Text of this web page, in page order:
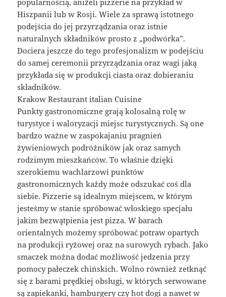
Hiszpanii lub w Rosji. Wiele za sprawą istotnego
podejścia do jej przyrządzania oraz istnie
naturalnych składników prosto z „podwórka”.
Dociera jeszcze do tego profesjonalizm w podejściu
do samej ceremonii przyrządzania oraz wagi jaką
przykłada się w produkcji ciasta oraz dobieraniu
składników.
Krakow Restaurant italian Cuisine
Punkty gastronomiczne grają kolosalną rolę w
turystyce i waloryzacji miejsc turystycznych. Są one
bardzo ważne w zaspokajaniu pragnień
żywieniowych podróżników jak oraz samych
rodzimym mieszkańców. To właśnie dzięki
szerokiemu wachlarzowi punktów
gastronomicznych każdy może odszukać coś dla
siebie. Pizzerie są idealnym miejscem, w którym
jesteśmy w stanie spróbować włoskiego specjału
jakim bezwątpienia jest pizza. W barach
orientalnych możemy spróbować potraw opartych
na produkcji ryżowej oraz na surowych rybach. Jako
smaczek można dodać możliwość jedzenia przy
pomocy pałeczek chińskich. Wolno również zetknąć
się z barami prędkiej obsługi, w których serwowane
są zapiekanki, hamburgery czy hot dogi a nawet w